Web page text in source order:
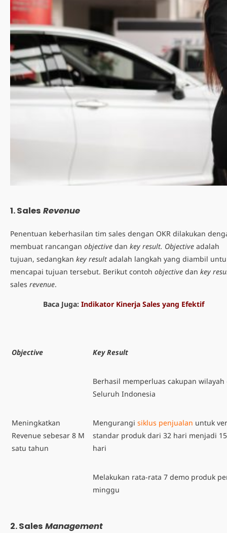
1. Sales Revenue
Penentuan keberhasilan tim sales dengan OKR dilakukan
membuat rancangan objective dan key result. Objective adalah
tujuan, sedangkan key result adalah langkah yang diambil
mencapai tujuan tersebut. Berikut contoh objective dan key
sales revenue.
Baca Juga: Indikator Kinerja Sales yang Efektif
Objective Key Result
Meningkatkan
Revenue sebesar 8 M
satu tahun
Berhasil memperluas cakupan wilayah
Seluruh Indonesia
Mengurangi siklus penjualan untuk
standar produk dari 32 hari menjadi 15
hari
Melakukan rata-rata 7 demo produk
minggu
2.Sales Management